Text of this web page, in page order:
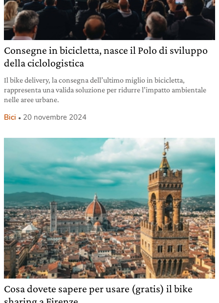
Consegne in bicicletta, nasce il Polo di sviluppo
della ciclologistica
Il bike delivery, la consegna dell’ultimo miglio in bicicletta,
rappresenta una valida soluzione per ridurre l’impatto ambientale
nelle aree urbane.
Bici 20 novembre 2024
Cosa dovete sapere per usare (gratis) il bike